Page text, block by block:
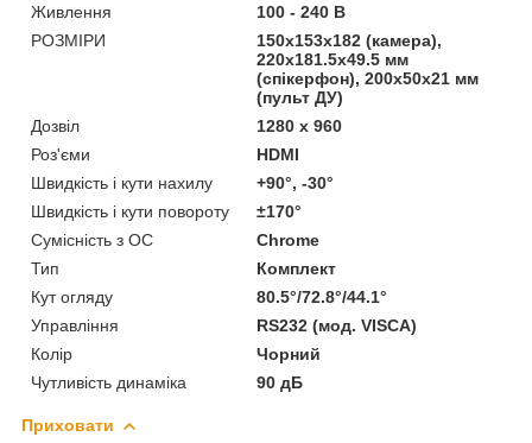
Живлення
100 - 240 В
РОЗМІРИ
150x153x182 (камера),
220x181.5x49.5 мм
(спікерфон), 200x50x21 мм
(пульт ДУ)
Дозвіл
1280 x 960
Роз'єми
HDMI
Швидкість і кути нахилу
+90°, -30°
Швидкість і кути повороту
±170°
Сумісність з ОС
Chrome
Тип
Комплект
Кут огляду
80.5°/72.8°/44.1°
Управління
RS232 (мод. VISCA)
Колір
Чорний
Чутливість динаміка
90 дБ
Приховати